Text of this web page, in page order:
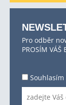
Pro odběr
PROSÍM VÁŠ
Souhlasím